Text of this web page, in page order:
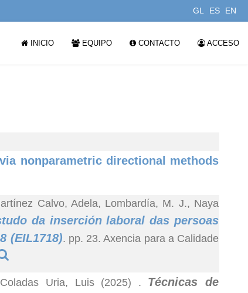
GL ES EN
INICIO EQUIPO CONTACTO ACCESO
nonparametric directional methods
Calvo, Adela, Lombardía, M. J., Naya
da inserción laboral das persoas
(EIL1718). pp. 23. Axencia para a Calidade
Uria, Luis (2025) . Técnicas de